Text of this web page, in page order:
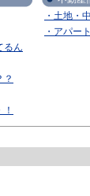
るん
？
・土地・
・アパー